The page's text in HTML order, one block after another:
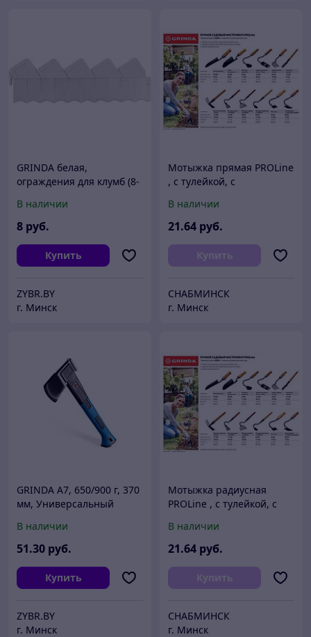
GRINDA белая,
ограждения для клумб (8-
В наличии
8 руб.
Купить
ZYBR.BY
г. Минск
Мотыжка прямая PROLine
, с тулейкой, с
GRINDA 421519,
90х160х580мм
В наличии
21.64 руб.
Купить
СНАБМИНСК
г. Минск
GRINDA A7, 650/900 г, 370
мм, Универсальный
В наличии
51.30 руб.
Купить
ZYBR.BY
г. Минск
Мотыжка радиусная
PROLine , с тулейкой, с
GRINDA 421520,
65х115х580мм
В наличии
21.64 руб.
Купить
СНАБМИНСК
г. Минск